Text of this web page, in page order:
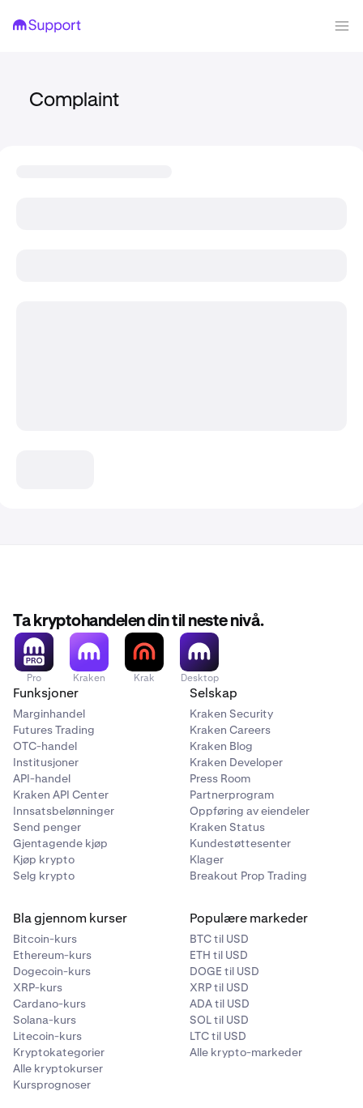
Complaint
Ta kryptohandelen din til neste nivå.
Pro Kraken Krak Desktop
Funksjoner
Marginhandel
Futures Trading
OTC-handel
Institusjoner
API-handel
Kraken API Center
Innsatsbelønninger
Send penger
Gjentagende kjøp
Kjøp krypto
Selg krypto
Selskap
Kraken Security
Kraken Careers
Kraken Blog
Kraken Developer
Press Room
Partnerprogram
Oppføring av eiendeler
Kraken Status
Kundestøttesenter
Klager
Breakout Prop Trading
Bla gjennom kurser
Bitcoin-kurs
Ethereum-kurs
Dogecoin-kurs
XRP-kurs
Cardano-kurs
Solana-kurs
Litecoin-kurs
Kryptokategorier
Alle kryptokurser
Kursprognoser
Populære markeder
BTC til USD
ETH til USD
DOGE til USD
XRP til USD
ADA til USD
SOL til USD
LTC til USD
Alle krypto-markeder